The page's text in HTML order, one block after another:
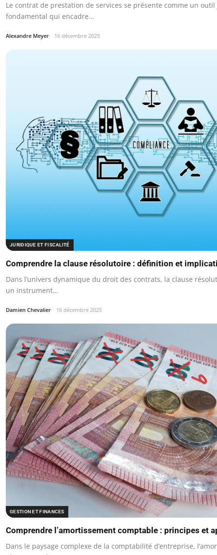
Le contrat de prestation de services se présente comme un
fondamental qui encadre…
Alexandre Meyer 16 décembre 2025
JURIDIQUE ET FISCALITÉ
Comprendre la clause résolutoire : définition et
Dans l’univers dynamique du droit des contrats, la clause
un instrument…
Damien Chevalier 16 décembre 2025
GESTION ET FINANCES
Comprendre l’amortissement comptable : principes et
Dans le paysage complexe de la comptabilité d’entreprise,